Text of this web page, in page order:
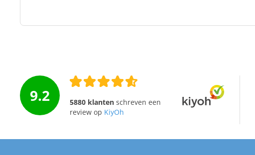
9.2 5880 klantenschreven een
review op KiyOh